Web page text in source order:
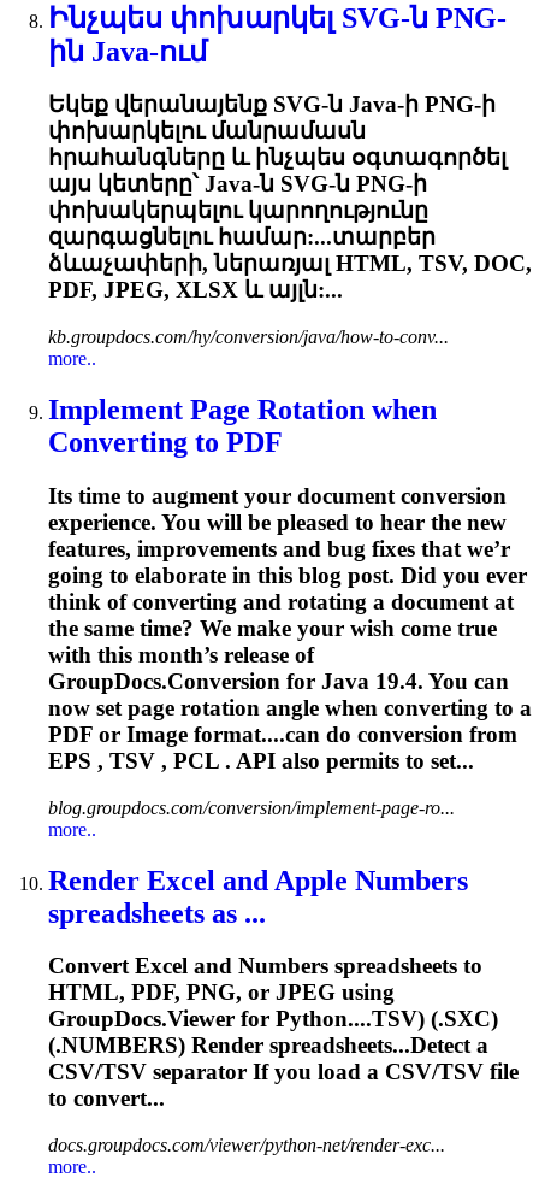
Ինչպես փոխարկել SVG-ն PNG-
ին Java-ում
Եկեք վերանայենք SVG-ն Java-ի PNG-ի
փոխարկելու մանրամասն
հրահանգները և ինչպես օգտագործել
այս կետերը՝ Java-ն SVG-ն PNG-ի
փոխակերպելու կարողությունը
զարգացնելու համար:...տարբեր
ձևաչափերի, ներառյալ HTML, TSV, DOC,
PDF, JPEG, XLSX և այլն:...
kb.groupdocs.com/hy/conversion/java/how-to-conv...
more..
Implement Page Rotation when
Converting to PDF
Its time to augment your document conversion
experience. You will be pleased to hear the new
features, improvements and bug fixes that we’r
going to elaborate in this blog post. Did you ever
think of converting and rotating a document at
the same time? We make your wish come true
with this month’s release of
GroupDocs.Conversion for Java 19.4. You can
now set page rotation angle when converting to a
PDF or Image format....can do conversion from
EPS , TSV , PCL . API also permits to set...
blog.groupdocs.com/conversion/implement-page-ro...
more..
Render Excel and Apple Numbers
spreadsheets as ...
Convert Excel and Numbers spreadsheets to
HTML, PDF, PNG, or JPEG using
GroupDocs.Viewer for Python....TSV) (.SXC)
(.NUMBERS) Render spreadsheets...Detect a
CSV/TSV separator If you load a CSV/TSV file
to convert...
docs.groupdocs.com/viewer/python-net/render-exc...
more..